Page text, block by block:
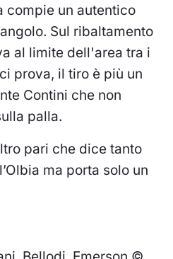
compie un autentico
Sul ribaltamento
al limite dell'area tra i
prova, il tiro è più un
Contini che non
palla.
pari che dice tanto
ma porta solo un